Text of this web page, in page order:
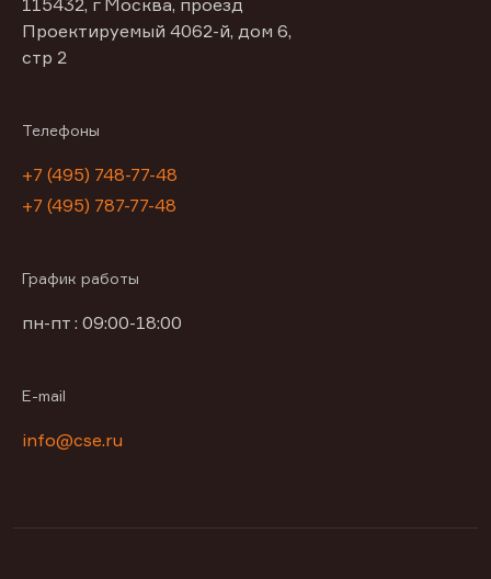
115432, г Москва, проезд
Проектируемый 4062-й, дом 6,
стр 2
Телефоны
+7 (495) 748-77-48
+7 (495) 787-77-48
График работы
пн-пт : 09:00-18:00
E-mail
info@cse.ru